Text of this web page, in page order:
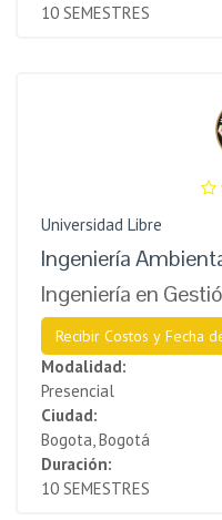
10 SEMESTRES
Universidad Libre
Ingeniería
Ingeniería en
Recibir Costos y Fecha
Modalidad:
Presencial
Ciudad:
Bogota, Bogotá
Duración:
10 SEMESTRES